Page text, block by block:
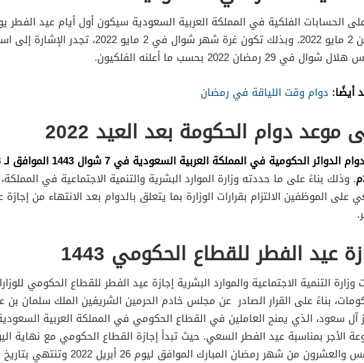
الحسابات الفلكية في المملكة العربية السعودية سيكون أول أيام عيد الفطر
الاثنين 2 مايو 2022. وبذلك تكون غرة شهر شوال في 2 مايو 2022، تجدر
في 29 رمضان 2022 بحسب ما أعلنه الفلكيون.
أيضًا: دوام وقت اللياقة في رمضان
موعد دوام الحكومة بعد العيد 2022
. وذلك بناءً على ما حددته وزارة الموارد البشرية والتنمية الاجتماعية في المملكة،
على الموظفين الالتزام بقرارات الوزارة بما يتعلق بالدوام بعد الانتهاء من إجازة
عيد الفطر للقطاع الحكومي 1443
التنمية الاجتماعية والموارد البشرية إجازة عيد الفطر للقطاع الحكومي
بناءً على القرار الصادر عن مجلس خادم الحرمين الشريفين الملك سلمان بن
آل سعود، الذي يمنح العاملين في القطاع الحكومي في المملكة العربية
الأجر بمناسبة عيد الفطر السعي. حيث تبدأ إجازة القطاع الحكومي مع نهاية
الخامس والعشرون من شهر رمضان المبارك الموافق ليوم 26 أبريل 2022 وتنتهي بتاريخ